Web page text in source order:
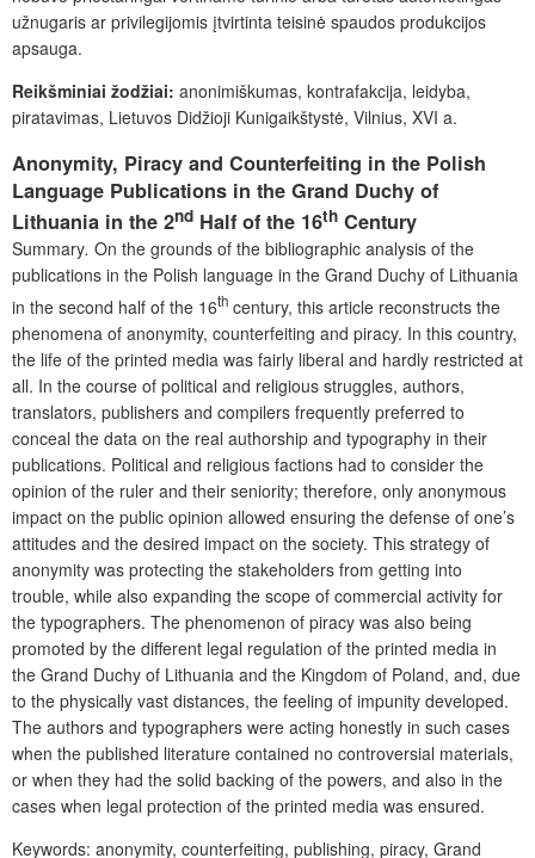
užnugaris ar privilegijomis įtvirtinta teisinė spaudos produkcijos
apsauga.
Reikšminiai žodžiai: anonimiškumas, kontrafakcija, leidyba,
piratavimas, Lietuvos Didžioji Kunigaikštystė, Vilnius, XVI a.
Anonymity, Piracy and Counterfeiting in the Polish
Language Publications in the Grand Duchy of
Lithuania in the 2nd Half of the 16th Century
Summary. On the grounds of the bibliographic analysis of the
publications in the Polish language in the Grand Duchy of Lithuania
in the second half of the 16th century, this article reconstructs the
phenomena of anonymity, counterfeiting and piracy. In this country,
the life of the printed media was fairly liberal and hardly restricted at
all. In the course of political and religious struggles, authors,
translators, publishers and compilers frequently preferred to
conceal the data on the real authorship and typography in their
publications. Political and religious factions had to consider the
opinion of the ruler and their seniority; therefore, only anonymous
impact on the public opinion allowed ensuring the defense of one’s
attitudes and the desired impact on the society. This strategy of
anonymity was protecting the stakeholders from getting into
trouble, while also expanding the scope of commercial activity for
the typographers. The phenomenon of piracy was also being
promoted by the different legal regulation of the printed media in
the Grand Duchy of Lithuania and the Kingdom of Poland, and, due
to the physically vast distances, the feeling of impunity developed.
The authors and typographers were acting honestly in such cases
when the published literature contained no controversial materials,
or when they had the solid backing of the powers, and also in the
cases when legal protection of the printed media was ensured.
Keywords: anonymity, counterfeiting, publishing, piracy, Grand